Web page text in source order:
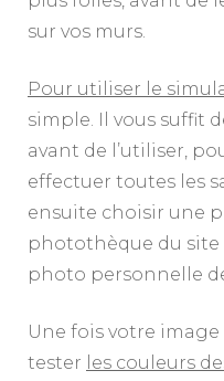
sur vos murs.
Pour utiliser le
simple. Il vous suffit
avant de l’utiliser,
effectuer toutes les
ensuite choisir une
photothèque du
photo personnelle
Une fois votre
tester les couleurs